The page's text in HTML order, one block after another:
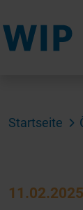
Startseite
11.02.2025